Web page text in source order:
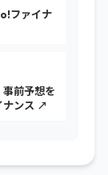
ファイナ
事前予想を
ナンス ↗